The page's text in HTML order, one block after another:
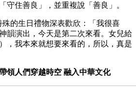
守住善良」，並重複說「善良」。
殊的生日禮物深表歡欣：「我很喜
韻演出，今天是第二次來看。女兒給
，我本來就想要來看的，所以，真是
領人們穿越時空 融入中華文化